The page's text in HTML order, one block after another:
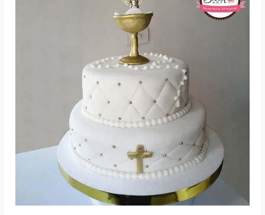
Agenda Por WhatsApp